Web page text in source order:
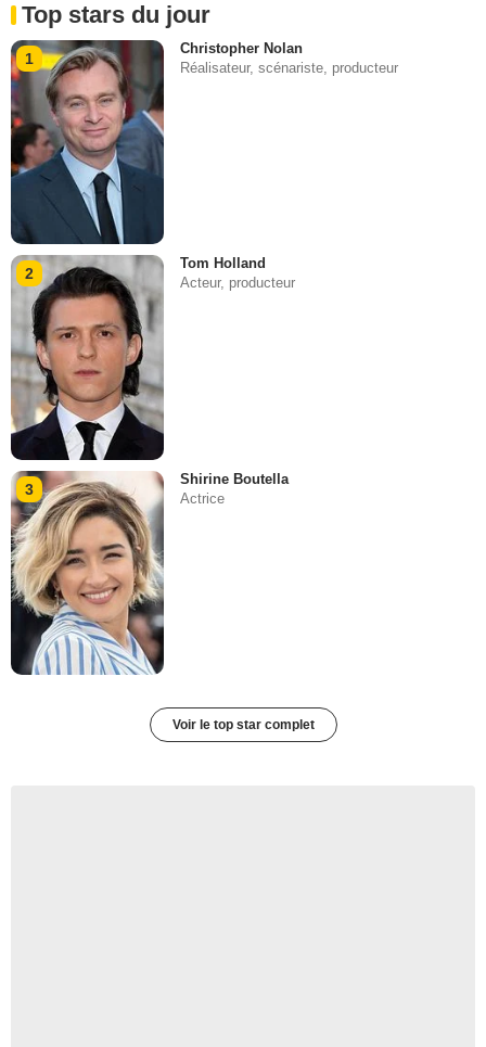
Top stars du jour
1
Christopher Nolan
Réalisateur, scénariste, producteur
2
Tom Holland
Acteur, producteur
3
Shirine Boutella
Actrice
Voir le top star complet